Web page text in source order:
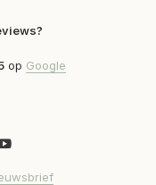
op Google